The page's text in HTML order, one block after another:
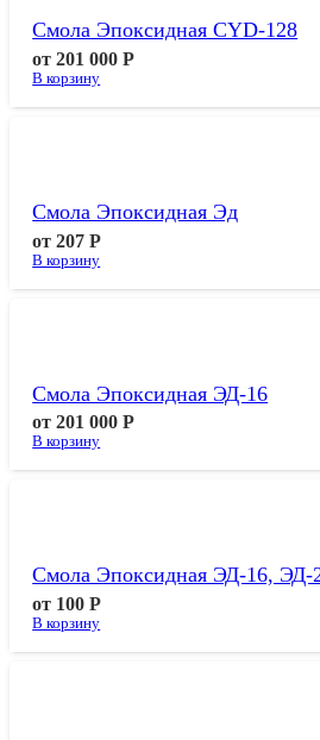
Смола Эпоксидная CYD-128
от201 000Р
В корзину
Смола Эпоксидная Эд
от207Р
В корзину
Смола Эпоксидная ЭД-16
от201 000Р
В корзину
Смола Эпоксидная ЭД-16, ЭД-
от 100Р
В корзину